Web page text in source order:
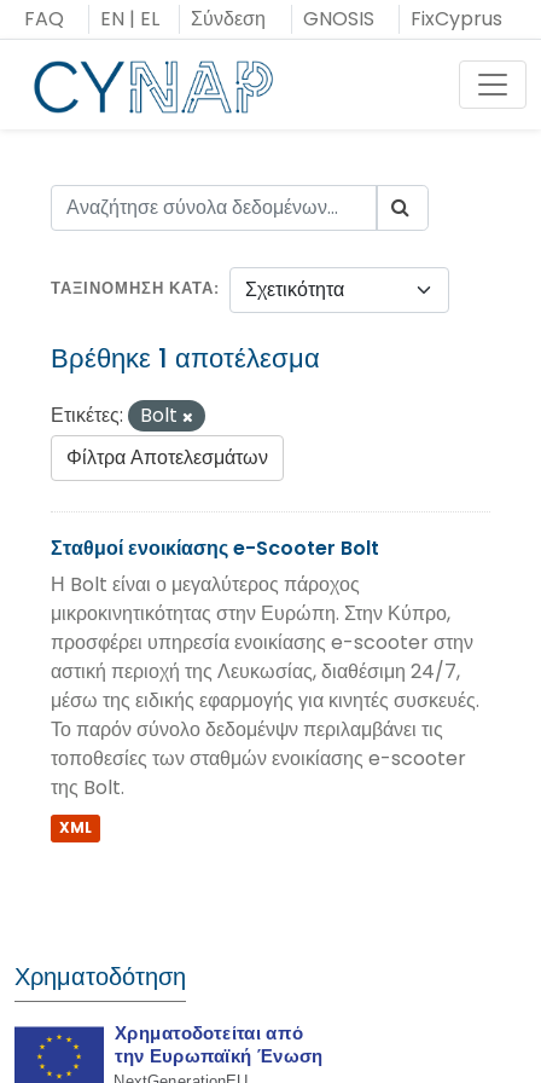
Μεταπήδηση
στο
περιεχόμενο
FAQ EN | EL Σύνδεση GNOSIS FixCyprus
ΤΑΞΙΝΌΜΗΣΗ ΚΑΤΆ
Βρέθηκε 1 αποτέλεσμα
Ετικέτες:
Bolt
Φίλτρα Αποτελεσμάτων
Σταθμοί ενοικίασης e-Scooter Bolt
Η Bolt είναι ο μεγαλύτερος πάροχος
μικροκινητικότητας στην Ευρώπη. Στην Κύπρο,
προσφέρει υπηρεσία ενοικίασης e-scooter στην
αστική περιοχή της Λευκωσίας, διαθέσιμη 24/7,
μέσω της ειδικής εφαρμογής για κινητές συσκευές.
Το παρόν σύνολο δεδομένψν περιλαμβάνει τις
τοποθεσίες των σταθμών ενοικίασης e-scooter
της Bolt.
XML
Χρηματοδότηση